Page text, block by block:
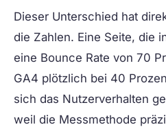
Dieser Unterschied hat
die Zahlen. Eine Seite, die
eine Bounce Rate von 70
GA4 plötzlich bei 40
sich das Nutzerverhalten
weil die Messmethode